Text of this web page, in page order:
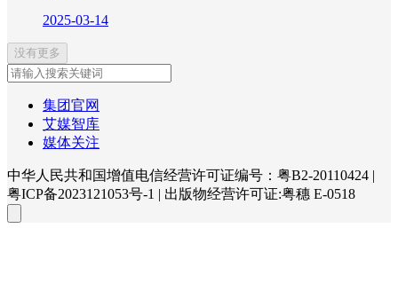
2025-03-14
没有更多
集团官网
艾媒智库
媒体关注
中华人民共和国增值电信经营许可证编号：粤B2-20110424 |
粤ICP备2023121053号-1 | 出版物经营许可证:粤穗 E-0518